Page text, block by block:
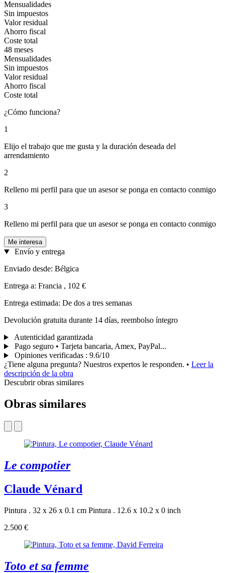
Mensualidades
Sin impuestos
Valor residual
Ahorro fiscal
Coste total
48 meses
Mensualidades
Sin impuestos
Valor residual
Ahorro fiscal
Coste total
¿Cómo funciona?
1
Elijo el trabajo que me gusta y la duración deseada del
arrendamiento
2
Relleno mi perfil para que un asesor se ponga en contacto conmigo
3
Relleno mi perfil para que un asesor se ponga en contacto conmigo
Me interesa
Envío y entrega
Enviado desde: Bélgica
Entrega a: Francia , 102 €
Entrega estimada: De dos a tres semanas
Devolución gratuita durante 14 días, reembolso íntegro
Autenticidad garantizada
Pago seguro • Tarjeta bancaria, Amex, PayPal...
Opiniones verificadas : 9.6/10
¿Tiene alguna pregunta? Nuestros expertos le responden. • Leer la
descripción de la obra
Descubrir obras similares
Obras similares
Le compotier
Claude Vénard
Pintura . 32 x 26 x 0.1 cm Pintura . 12.6 x 10.2 x 0 inch
2.500 €
Toto et sa femme